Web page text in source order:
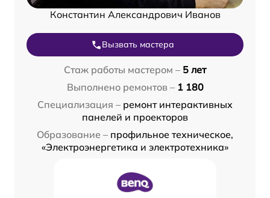
Константин Александрович Иванов
Вызвать мастера
Стаж работы мастером – 5 лет
Выполнено ремонтов – 1 180
Специализация – ремонт интерактивных
панелей и проекторов
Образование – профильное техническое,
«Электроэнергетика и электротехника»